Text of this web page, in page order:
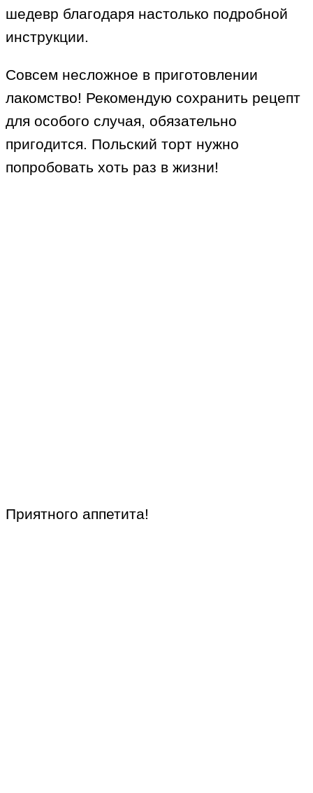
шедевр благодаря настолько подробной
инструкции.
Совсем несложное в приготовлении
лакомство! Рекомендую сохранить рецепт
для особого случая, обязательно
пригодится. Польский торт нужно
попробовать хоть раз в жизни!
Приятного аппетита!